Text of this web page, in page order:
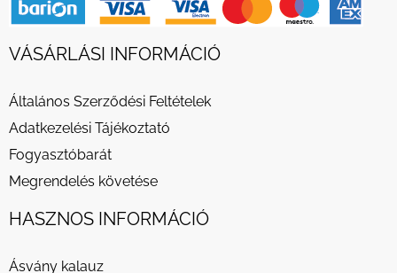
VÁSÁRLÁSI INFORMÁCIÓ
Általános Szerződési Feltételek
Adatkezelési Tájékoztató
Fogyasztóbarát
Megrendelés követése
HASZNOS INFORMÁCIÓ
Ásvány kalauz